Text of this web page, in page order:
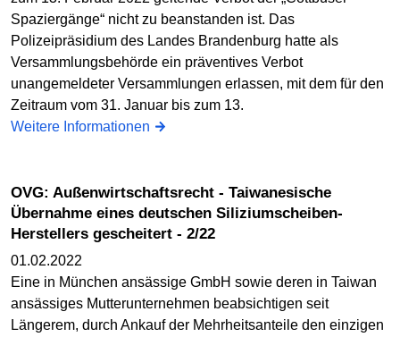
Spaziergänge“ nicht zu beanstanden ist. Das
Polizeipräsidium des Landes Brandenburg hatte als
Versammlungsbehörde ein präventives Verbot
unangemeldeter Versammlungen erlassen, mit dem für den
Zeitraum vom 31. Januar bis zum 13.
Weitere Informationen
OVG: Außenwirtschaftsrecht - Taiwanesische
Übernahme eines deutschen Siliziumscheiben-
Herstellers gescheitert - 2/22
01.02.2022
Eine in München ansässige GmbH sowie deren in Taiwan
ansässiges Mutterunternehmen beabsichtigen seit
Längerem, durch Ankauf der Mehrheitsanteile den einzigen